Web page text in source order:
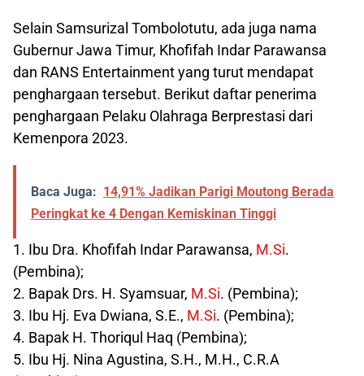
Selain Samsurizal Tombolotutu, ada juga nama
Gubernur Jawa Timur, Khofifah Indar Parawansa
dan RANS Entertainment yang turut mendapat
penghargaan tersebut. Berikut daftar penerima
penghargaan Pelaku Olahraga Berprestasi dari
Kemenpora 2023.
Baca Juga: 14,91% Jadikan Parigi Moutong Berada
Peringkat ke 4 Dengan Kemiskinan Tinggi
1. Ibu Dra. Khofifah Indar Parawansa, M.Si.
(Pembina);
2. Bapak Drs. H. Syamsuar, M.Si. (Pembina);
3. Ibu Hj. Eva Dwiana, S.E., M.Si. (Pembina);
4. Bapak H. Thoriqul Haq (Pembina);
5. Ibu Hj. Nina Agustina, S.H., M.H., C.R.A